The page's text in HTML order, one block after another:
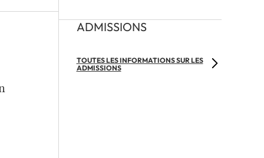
ADMISSIONS
TOUTES LES INFORMATIONS SUR LES
ADMISSIONS